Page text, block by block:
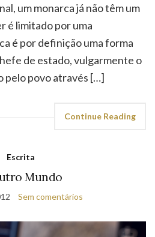
um monarca já não têm um
é limitado por uma
é por definição uma forma
de estado, vulgarmente o
pelo povo através […]
Continue Reading
Escrita
Mundo
Sem comentários